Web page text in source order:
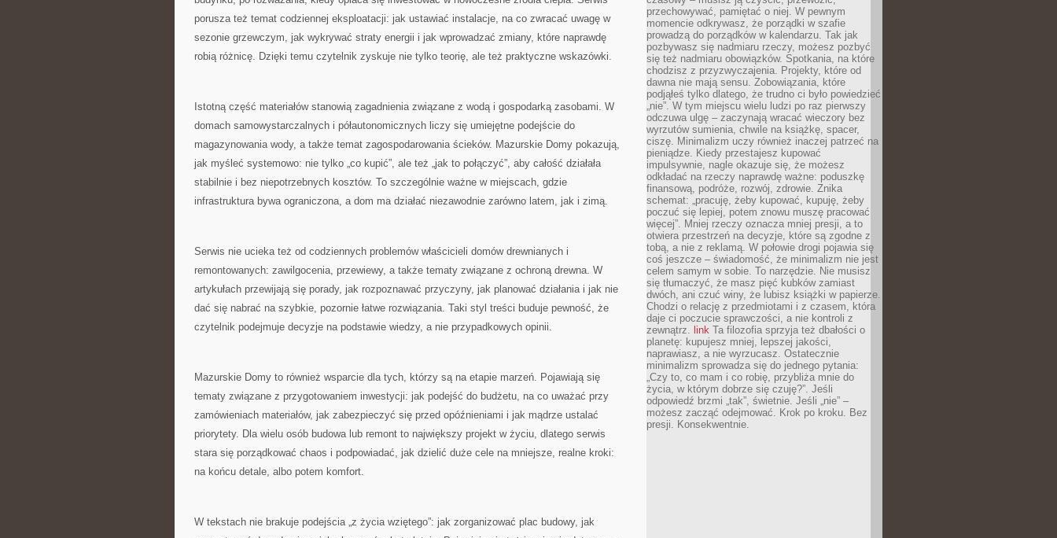
porusza też temat codziennej eksploatacji: jak ustawiać instalacje, na co zwracać uwagę w
sezonie grzewczym, jak wykrywać straty energii i jak wprowadzać zmiany, które naprawdę
robią różnicę. Dzięki temu czytelnik zyskuje nie tylko teorię, ale też praktyczne wskazówki.
Istotną część materiałów stanowią zagadnienia związane z wodą i gospodarką zasobami. W
domach samowystarczalnych i półautonomicznych liczy się umiejętne podejście do
magazynowania wody, a także temat zagospodarowania ścieków. Mazurskie Domy pokazują,
jak myśleć systemowo: nie tylko „co kupić”, ale też „jak to połączyć”, aby całość działała
stabilnie i bez niepotrzebnych kosztów. To szczególnie ważne w miejscach, gdzie
infrastruktura bywa ograniczona, a dom ma działać niezawodnie zarówno latem, jak i zimą.
Serwis nie ucieka też od codziennych problemów właścicieli domów drewnianych i
remontowanych: zawilgocenia, przewiewy, a także tematy związane z ochroną drewna. W
artykułach przewijają się porady, jak rozpoznawać przyczyny, jak planować działania i jak nie
dać się nabrać na szybkie, pozornie łatwe rozwiązania. Taki styl treści buduje pewność, że
czytelnik podejmuje decyzje na podstawie wiedzy, a nie przypadkowych opinii.
Mazurskie Domy to również wsparcie dla tych, którzy są na etapie marzeń. Pojawiają się
tematy związane z przygotowaniem inwestycji: jak podejść do budżetu, na co uważać przy
zamówieniach materiałów, jak zabezpieczyć się przed opóźnieniami i jak mądrze ustalać
priorytety. Dla wielu osób budowa lub remont to największy projekt w życiu, dlatego serwis
stara się porządkować chaos i podpowiadać, jak dzielić duże cele na mniejsze, realne kroki:
na końcu detale, albo potem komfort.
W tekstach nie brakuje podejścia „z życia wziętego”: jak zorganizować plac budowy, jak
przechowywać, pamiętać o niej. W pewnym
momencie odkrywasz, że porządki w szafie
prowadzą do porządków w kalendarzu. Tak jak
pozbywasz się nadmiaru rzeczy, możesz pozbyć
się też nadmiaru obowiązków. Spotkania, na które
chodzisz z przyzwyczajenia. Projekty, które od
dawna nie mają sensu. Zobowiązania, które
podjąłeś tylko dlatego, że trudno ci było powiedzieć
„nie”. W tym miejscu wielu ludzi po raz pierwszy
odczuwa ulgę – zaczynają wracać wieczory bez
wyrzutów sumienia, chwile na książkę, spacer,
ciszę. Minimalizm uczy również inaczej patrzeć na
pieniądze. Kiedy przestajesz kupować
impulsywnie, nagle okazuje się, że możesz
odkładać na rzeczy naprawdę ważne: poduszkę
finansową, podróże, rozwój, zdrowie. Znika
schemat: „pracuję, żeby kupować, kupuję, żeby
poczuć się lepiej, potem znowu muszę pracować
więcej”. Mniej rzeczy oznacza mniej presji, a to
otwiera przestrzeń na decyzje, które są zgodne z
tobą, a nie z reklamą. W połowie drogi pojawia się
coś jeszcze – świadomość, że minimalizm nie jest
celem samym w sobie. To narzędzie. Nie musisz
się tłumaczyć, że masz pięć kubków zamiast
dwóch, ani czuć winy, że lubisz książki w papierze.
Chodzi o relację z przedmiotami i z czasem, która
daje ci poczucie sprawczości, a nie kontroli z
zewnątrz. link Ta filozofia sprzyja też dbałości o
planetę: kupujesz mniej, lepszej jakości,
naprawiasz, a nie wyrzucasz. Ostatecznie
minimalizm sprowadza się do jednego pytania:
„Czy to, co mam i co robię, przybliża mnie do
życia, w którym dobrze się czuję?”. Jeśli
odpowiedź brzmi „tak”, świetnie. Jeśli „nie” –
możesz zacząć odejmować. Krok po kroku. Bez
presji. Konsekwentnie.